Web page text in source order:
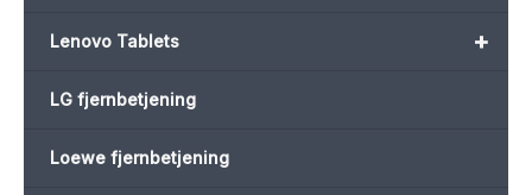
+
Lenovo Tablets
LG fjernbetjening
Loewe fjernbetjening